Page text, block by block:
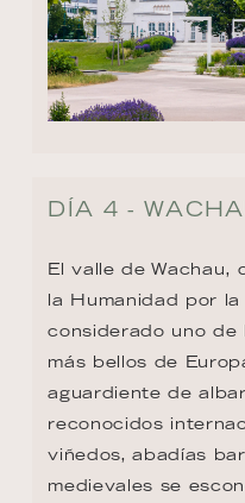
DÍA 4 -
El valle de Wachau,
la Humanidad por
considerado uno de
más bellos de
aguardiente de
reconocidos
viñedos, abadías
medievales se